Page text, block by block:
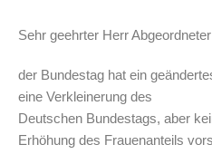
Sehr geehrter Herr
der Bundestag hat ein
eine Verkleinerung des
Deutschen Bundestags, aber
Erhöhung des Frauenanteils